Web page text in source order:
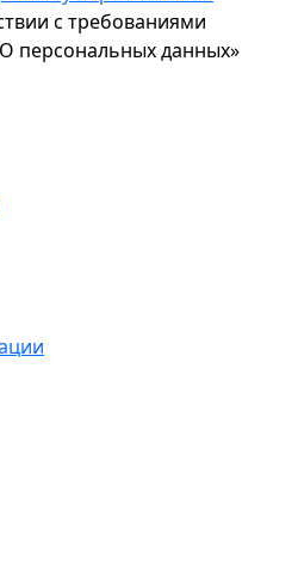
с требованиями
персональных данных»